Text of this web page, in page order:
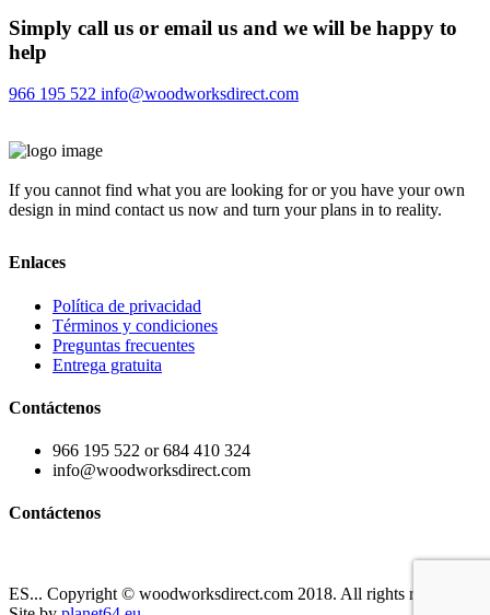
Simply call us or email us and we will be happy to
help
966 195 522 info@woodworksdirect.com
If you cannot find what you are looking for or you have your own
design in mind contact us now and turn your plans in to reality.
Enlaces
Política de privacidad
Términos y condiciones
Preguntas frecuentes
Entrega gratuita
Contáctenos
966 195 522 or 684 410 324
info@woodworksdirect.com
Contáctenos
ES... Copyright © woodworksdirect.com 2018. All rights reserved.